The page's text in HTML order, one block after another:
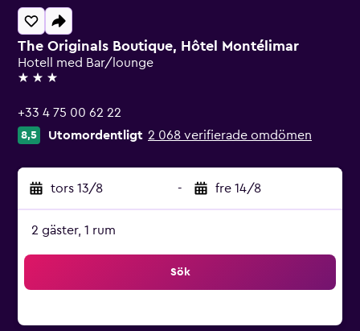
The Originals Boutique, Hôtel Montélimar
Hotell med Bar/lounge
3 stjärnor
+33 4 75 00 62 22
8,5 Utomordentligt 2 068 verifierade omdömen
tors 13/8 - fre 14/8
2 gäster, 1 rum
Sök